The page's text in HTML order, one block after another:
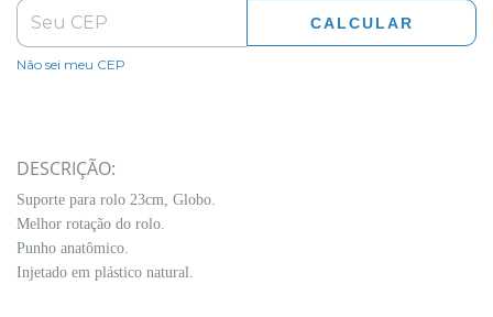
CALCULAR
Não sei meu CEP
DESCRIÇÃO:
Suporte para rolo 23cm, Globo.
Melhor rotação do rolo.
Punho anatômico.
Injetado em plástico natural.